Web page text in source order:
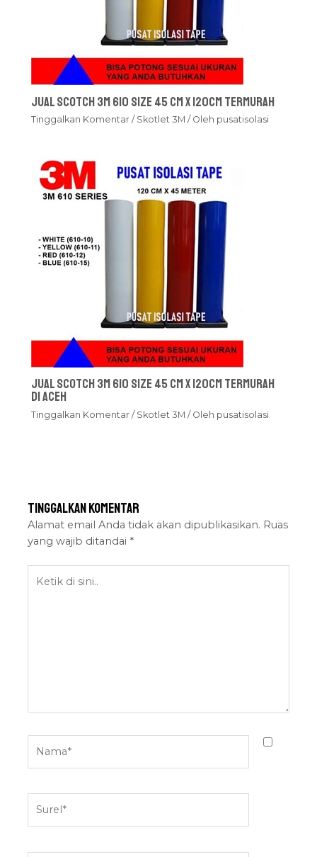
Jual Scotch 3M 610 Size 45 cm x 120cm Termurah
Tinggalkan Komentar / Skotlet 3M / Oleh pusatisolasi
Jual Scotch 3M 610 Size 45 cm x 120cm Termurah
Di Aceh
Tinggalkan Komentar / Skotlet 3M / Oleh pusatisolasi
Tinggalkan Komentar
Alamat email Anda tidak akan dipublikasikan. Ruas
yang wajib ditandai *